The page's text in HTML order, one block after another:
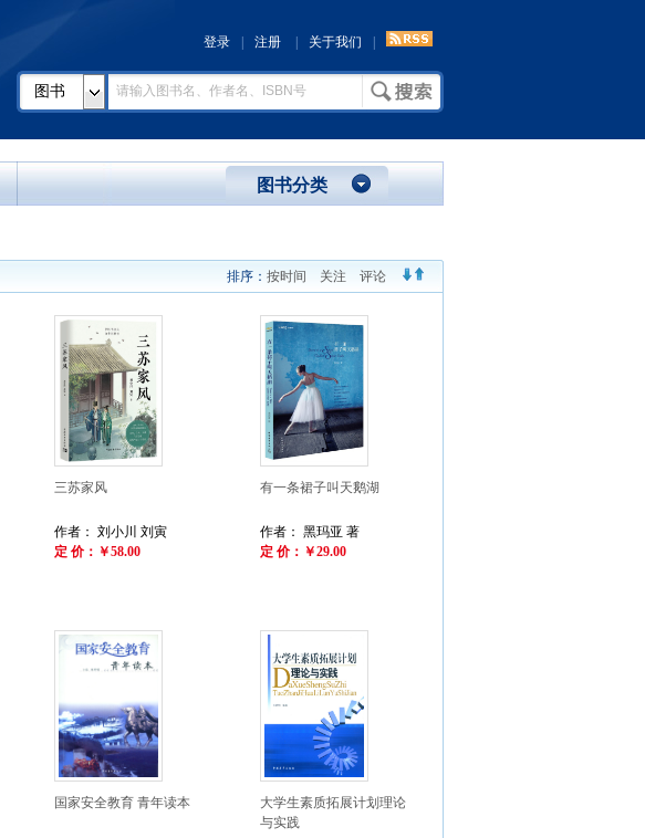
登录 注册 关于我们
图书
图书分类
排序： 按时间 关注 评论
三苏家风
作者： 刘小川 刘寅
定 价：￥58.00
有一条裙子叫天鹅湖
作者： 黑玛亚 著
定 价：￥29.00
国家安全教育 青年读本
大学生素质拓展计划理论
与实践